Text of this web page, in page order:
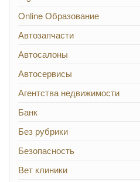
Online Образование
Автозапчасти
Автосалоны
Автосервисы
Агентства недвижимости
Банк
Без рубрики
Безопасность
Вет клиники